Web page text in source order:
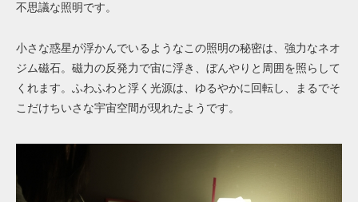
不思議な照明です。
小さな惑星が浮かんでいるようなこの照明の秘密は、強力なネオ
ジム磁石。磁力の反発力で宙に浮き、ぼんやりと周囲を照らして
くれます。ふわふわと浮く光源は、ゆるやかに回転し、まるでそ
こだけちいさな宇宙空間が現れたようです。